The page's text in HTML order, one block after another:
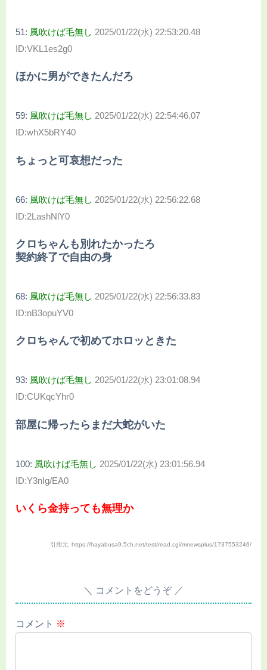
51: 風吹けば毛無し 2025/01/22(水) 22:53:20.48
ID:VKL1es2g0
ほかに男ができたんだろ
59: 風吹けば毛無し 2025/01/22(水) 22:54:46.07
ID:whX5bRY40
ちょっと可哀想だった
66: 風吹けば毛無し 2025/01/22(水) 22:56:22.68
ID:2LashNlY0
クロちゃんも別れたかったろ
契約終了で自由の身
68: 風吹けば毛無し 2025/01/22(水) 22:56:33.83
ID:nB3opuYV0
クロちゃんで初めてホロッときた
93: 風吹けば毛無し 2025/01/22(水) 23:01:08.94
ID:CUKqcYhr0
部屋に帰ったらまだ大蛇がいた
100: 風吹けば毛無し 2025/01/22(水) 23:01:56.94
ID:Y3nIg/EA0
いくら金持っても無理か
引用元: https://hayabusa9.5ch.net/test/read.cgi/mnewsplus/1737553246/
コメントをどうぞ
コメント ※